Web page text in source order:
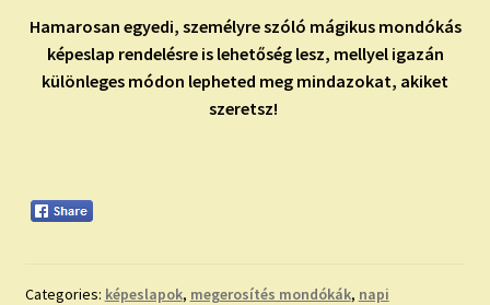
Hamarosan egyedi, személyre szóló mágikus mondókás
képeslap rendelésre is lehetőség lesz, mellyel igazán
különleges módon lepheted meg mindazokat, akiket
szeretsz!
Categories: képeslapok, megerosítés mondókák, napi